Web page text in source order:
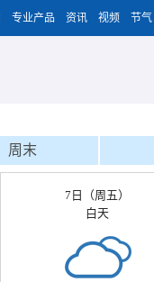
专业产品 资讯 视频 节气
周末
7日（周五）
白天